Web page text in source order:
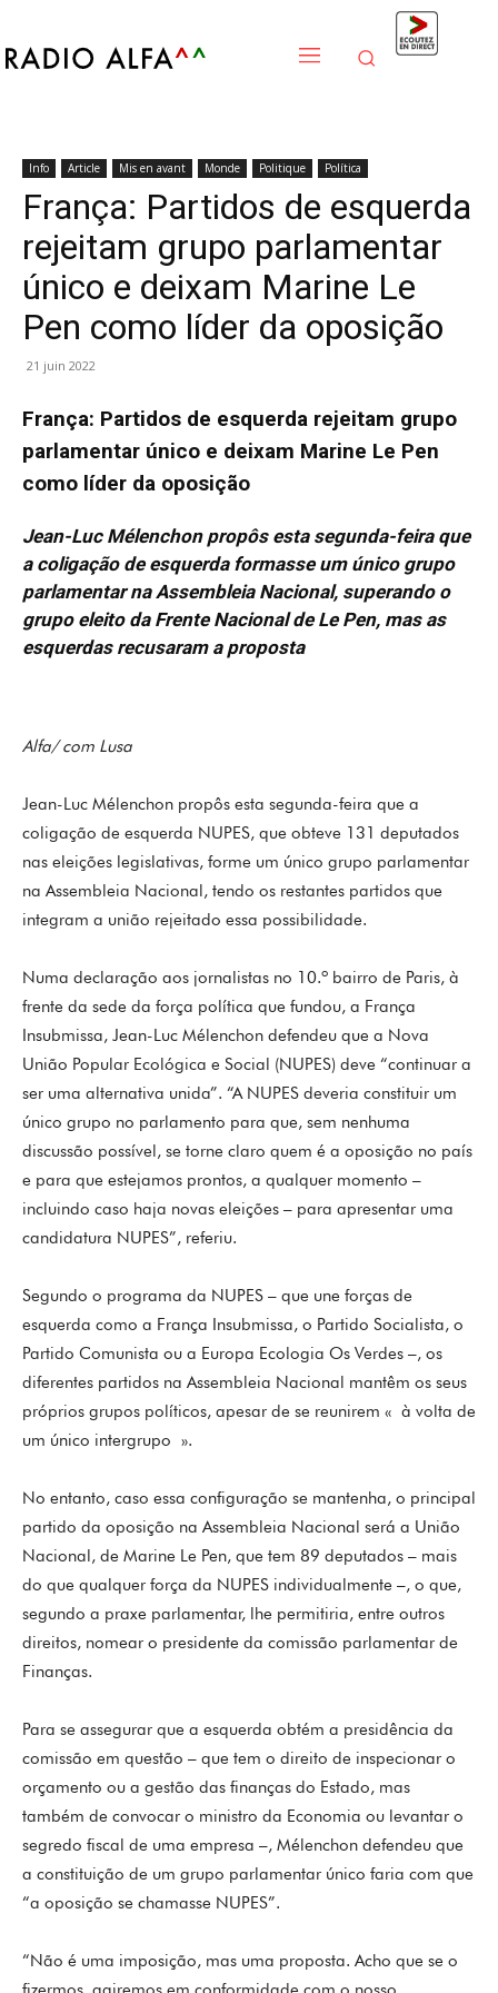
Info Article Mis en avant Monde Politique Política
França: Partidos de esquerda
rejeitam grupo parlamentar
único e deixam Marine Le
Pen como líder da oposição
21 juin 2022
França: Partidos de esquerda rejeitam grupo
parlamentar único e deixam Marine Le Pen
como líder da oposição
Jean-Luc Mélenchon propôs esta segunda-feira que
a coligação de esquerda formasse um único grupo
parlamentar na Assembleia Nacional, superando o
grupo eleito da Frente Nacional de Le Pen, mas as
esquerdas recusaram a proposta
Alfa/ com Lusa
Jean-Luc Mélenchon propôs esta segunda-feira que a
coligação de esquerda NUPES, que obteve 131 deputados
nas eleições legislativas, forme um único grupo parlamentar
na Assembleia Nacional, tendo os restantes partidos que
integram a união rejeitado essa possibilidade.
Numa declaração aos jornalistas no 10.º bairro de Paris, à
frente da sede da força política que fundou, a França
Insubmissa, Jean-Luc Mélenchon defendeu que a Nova
União Popular Ecológica e Social (NUPES) deve “continuar a
ser uma alternativa unida”. “A NUPES deveria constituir um
único grupo no parlamento para que, sem nenhuma
discussão possível, se torne claro quem é a oposição no país
e para que estejamos prontos, a qualquer momento –
incluindo caso haja novas eleições – para apresentar uma
candidatura NUPES”, referiu.
Segundo o programa da NUPES – que une forças de
esquerda como a França Insubmissa, o Partido Socialista, o
Partido Comunista ou a Europa Ecologia Os Verdes –, os
diferentes partidos na Assembleia Nacional mantêm os seus
próprios grupos políticos, apesar de se reunirem « à volta de
um único intergrupo ».
No entanto, caso essa configuração se mantenha, o principal
partido da oposição na Assembleia Nacional será a União
Nacional, de Marine Le Pen, que tem 89 deputados – mais
do que qualquer força da NUPES individualmente –, o que,
segundo a praxe parlamentar, lhe permitiria, entre outros
direitos, nomear o presidente da comissão parlamentar de
Finanças.
Para se assegurar que a esquerda obtém a presidência da
comissão em questão – que tem o direito de inspecionar o
orçamento ou a gestão das finanças do Estado, mas
também de convocar o ministro da Economia ou levantar o
segredo fiscal de uma empresa –, Mélenchon defendeu que
a constituição de um grupo parlamentar único faria com que
“a oposição se chamasse NUPES”.
“Não é uma imposição, mas uma proposta. Acho que se o